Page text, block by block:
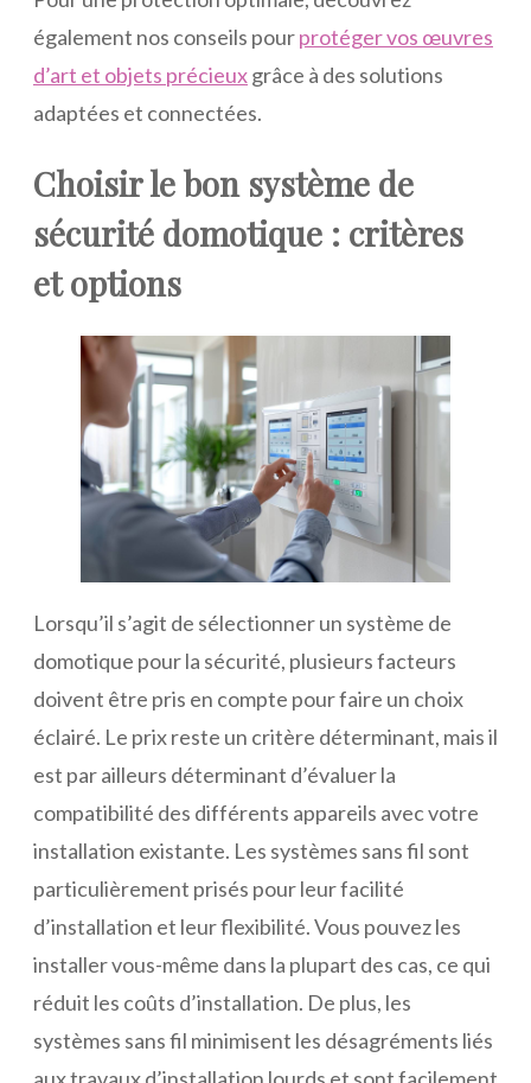
également nos conseils pourprotéger vos œuvres
d’art et objets précieuxgrâce à des solutions
adaptées et connectées.
Choisir le bon système de
sécurité domotique : critères
et options
Lorsqu’il s’agit de sélectionner un système de
domotique pour la sécurité, plusieurs facteurs
doivent être pris en compte pour faire un choix
éclairé. Le prix reste un critère déterminant, mais il
est par ailleurs déterminant d’évaluer la
compatibilité des différents appareils avec votre
installation existante. Les systèmes sans fil sont
particulièrement prisés pour leur facilité
d’installation et leur flexibilité. Vous pouvez les
installer vous-même dans la plupart des cas, ce qui
réduit les coûts d’installation. De plus, les
systèmes sans fil minimisent les désagréments liés